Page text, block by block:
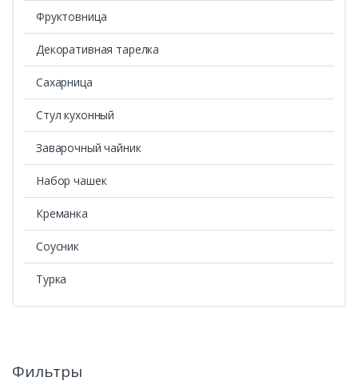
Фруктовница
Декоративная тарелка
Сахарница
Стул кухонный
Заварочный чайник
Набор чашек
Креманка
Соусник
Турка
Фильтры